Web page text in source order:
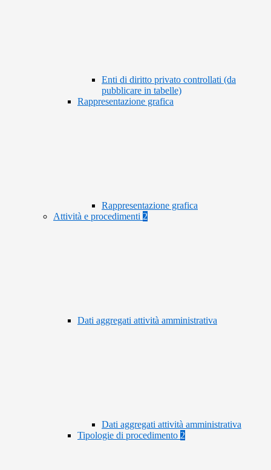
Enti di diritto privato controllati (da
pubblicare in tabelle)
Rappresentazione grafica
Rappresentazione grafica
Attività e procedimenti 2
Dati aggregati attività amministrativa
Dati aggregati attività amministrativa
Tipologie di procedimento 2